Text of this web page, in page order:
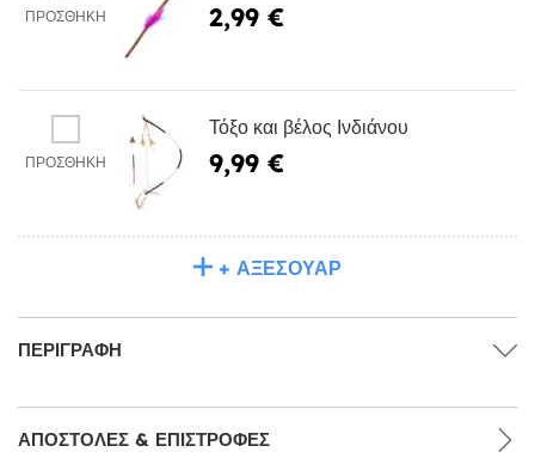
ΠΡΟΣΘΉΚΗ 2,99 €
ΠΡΟΣΘΉΚΗ
Τόξο και βέλος Ινδιάνου
9,99 €
+ ΑΞΕΣΟΥΆΡ
ΠΕΡΙΓΡΑΦΉ
ΑΠΟΣΤΟΛΈΣ & ΕΠΙΣΤΡΟΦΈΣ